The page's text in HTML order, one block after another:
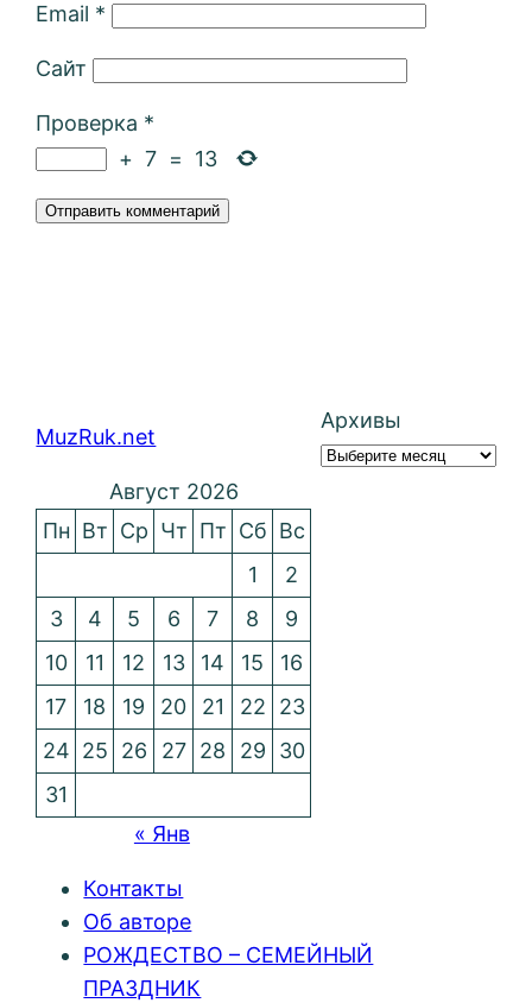
Email *
Сайт
Проверка *
+ 7 = 13
MuzRuk.net
Архивы
Август 2026
Пн Вт Ср Чт Пт Сб Вс
1
2
3
4 5 6 7 8
9
10
11 12 13 14 15
16
17
18 19 20 21 22
23
24 25 26 27 28 29
30
31
« Янв
Контакты
Об авторе
РОЖДЕСТВО – СЕМЕЙНЫЙ
ПРАЗДНИК